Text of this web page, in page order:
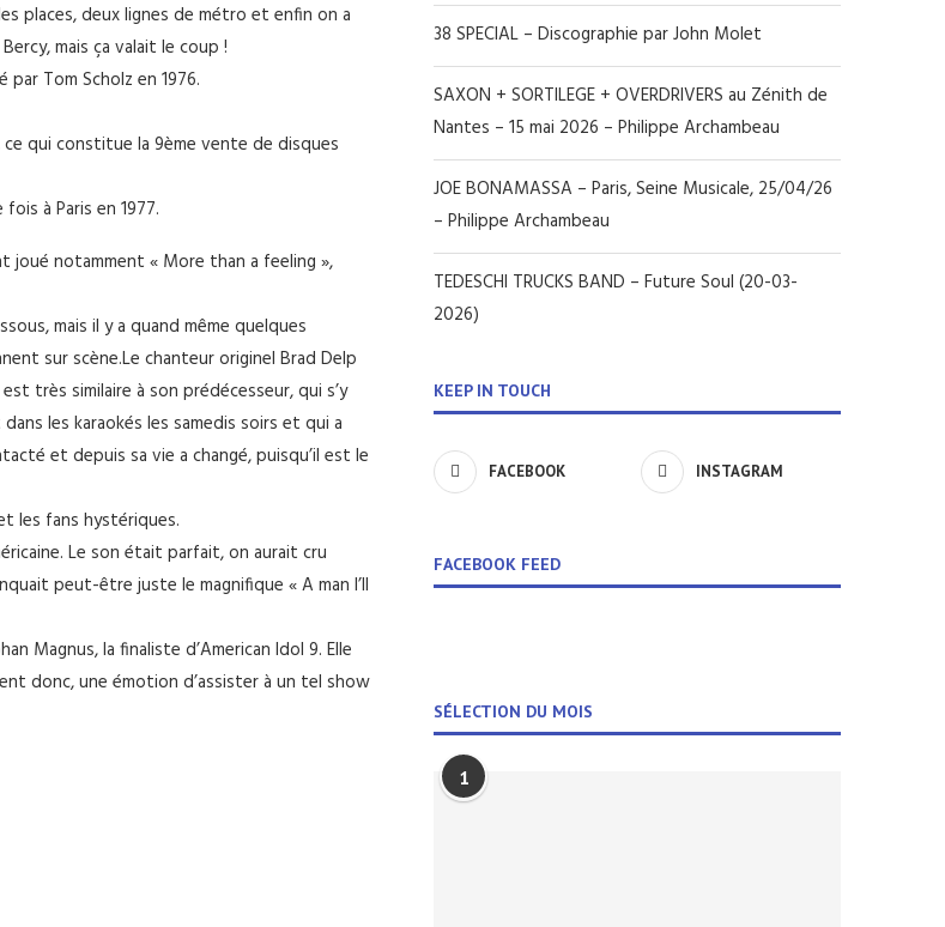
places, deux lignes de métro et enfin on a
mais ça valait le coup !
Tom Scholz en 1976.
ce qui constitue la 9ème vente de disques
à Paris en 1977.
joué notamment « More than a feeling »,
mais il y a quand même quelques
sur scène.Le chanteur originel Brad Delp
très similaire à son prédécesseur, qui s’y
les karaokés les samedis soirs et qui a
et depuis sa vie a changé, puisqu’il est le
les fans hystériques.
Le son était parfait, on aurait cru
peut-être juste le magnifique « A man I’ll
Magnus, la finaliste d’American Idol 9. Elle
donc, une émotion d’assister à un tel show
38 SPECIAL – Discographie par John Molet
SAXON + SORTILEGE + OVERDRIVERS au Zénith de
Nantes – 15 mai 2026 – Philippe Archambeau
JOE BONAMASSA – Paris, Seine Musicale, 25/04/26
– Philippe Archambeau
TEDESCHI TRUCKS BAND – Future Soul (20-03-
2026)
KEEP IN TOUCH
FACEBOOK INSTAGRAM
FACEBOOK FEED
SÉLECTION DU MOIS
1